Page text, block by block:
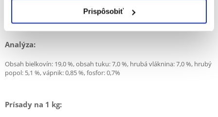
Prispôsobiť
zelenoústej mušle (0,1 %), čakanka (sušená)
Analýza:
Obsah bielkovín: 19,0 %, obsah tuku: 7,0 %, hrubá vláknina: 7,0 %, hrubý
popol: 5,1 %, vápnik: 0,85 %, fosfor: 0,7%
Prísady na 1 kg: